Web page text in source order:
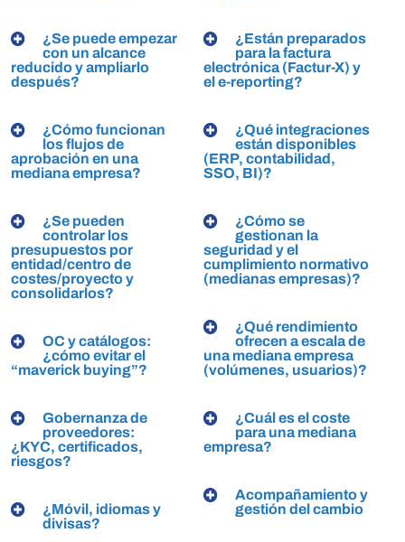
¿Se puede empezar
con un alcance
reducido y ampliarlo
después?
¿Cómo funcionan
los flujos de
aprobación en una
mediana empresa?
¿Se pueden
controlar los
presupuestos por
entidad/centro de
costes/proyecto y
consolidarlos?
OC y catálogos:
¿cómo evitar el
“maverick buying”?
Gobernanza de
proveedores:
¿KYC, certificados,
riesgos?
¿Móvil, idiomas y
divisas?
¿Están preparados
para la factura
electrónica (Factur-X) y
el e-reporting?
¿Qué integraciones
están disponibles
(ERP, contabilidad,
SSO, BI)?
¿Cómo se
gestionan la
seguridad y el
cumplimiento normativo
(medianas empresas)?
¿Qué rendimiento
ofrecen a escala de
una mediana empresa
(volúmenes, usuarios)?
¿Cuál es el coste
para una mediana
empresa?
Acompañamiento y
gestión del cambio